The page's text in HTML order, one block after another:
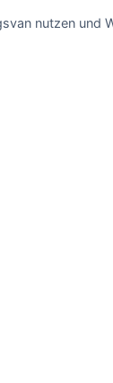
nutzen und